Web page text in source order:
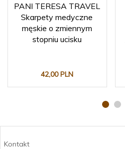
PANI TERESA TRAVEL
Skarpety medyczne
męskie o zmiennym
stopniu ucisku
42,00 PLN
Kontakt